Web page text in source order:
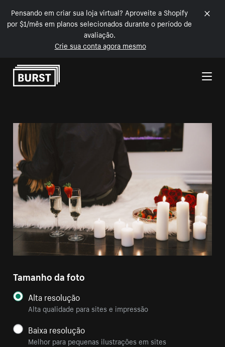
Pensando em criar sua loja virtual? Aproveite a Shopify
por $1/mês em planos selecionados durante o período de
avaliação.
Crie sua conta agora mesmo
Pular para o conteúdo
Tamanho da foto
Alta resolução
Alta qualidade para sites e impressão
Baixa resolução
Melhor para pequenas ilustrações em sites